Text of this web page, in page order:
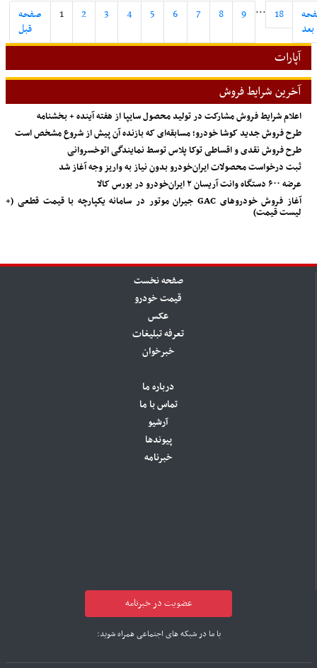
صفحه
قبل
1 2 3 4 5 6 7 8 9 ... 18
بعد
آپارات
آخرین شرایط فروش
اعلام شرایط فروش مشارکت در تولید محصول سایپا از هفته آینده + بخشنامه
طرح فروش جدید کوشا خودرو؛ مسابقه‌ای که بازنده آن پیش از شروع مشخص است
طرح فروش نقدی و اقساطی توکا پلاس توسط نمایندگی اتوخسروانی
ثبت درخواست محصولات ایران‌خودرو بدون نیاز به واریز وجه آغاز شد
عرضه ۶۰۰ دستگاه وانت آریسان ۲ ایران‌خودرو در بورس کالا
آغاز فروش خودروهای GAC جیران موتور در سامانه یکپارچه با قیمت قطعی (+
لیست قیمت)
صفحه نخست
قیمت خودرو
عکس
تعرفه تبلیغات
خبرخوان
درباره ما
تماس با ما
آرشیو
پیوندها
خبرنامه
عضویت در خبرنامه
با ما در شبکه های اجتماعی همراه شوید: